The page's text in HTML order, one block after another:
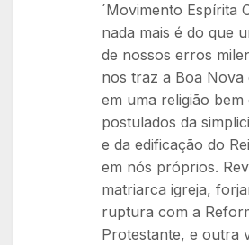
´Movimento Espírita
nada mais é do que
de nossos erros
nos traz a Boa Nova
em uma religião bem
postulados da
e da edificação do
em nós próprios.
matriarca igreja,
ruptura com a
Protestante, e outra